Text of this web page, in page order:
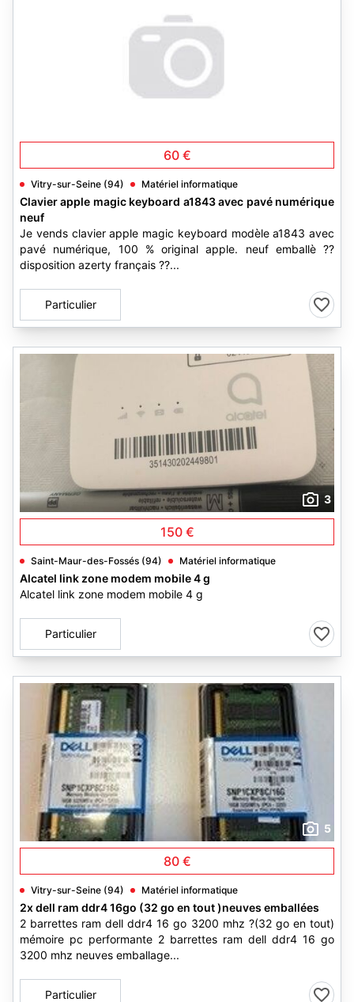
60 €
Vitry-sur-Seine (94) Matériel informatique
Clavier apple magic keyboard a1843 avec pavé numérique
neuf
Je vends clavier apple magic keyboard modèle a1843 avec
pavé numérique, 100 % original apple. neuf emballè ??
disposition azerty français ??...
Particulier
3
150 €
Saint-Maur-des-Fossés (94) Matériel informatique
Alcatel link zone modem mobile 4 g
Alcatel link zone modem mobile 4 g
Particulier
5
80 €
Vitry-sur-Seine (94) Matériel informatique
2x dell ram ddr4 16go (32 go en tout )neuves emballées
2 barrettes ram dell ddr4 16 go 3200 mhz ?(32 go en tout)
mémoire pc performante 2 barrettes ram dell ddr4 16 go
3200 mhz neuves emballage...
Particulier